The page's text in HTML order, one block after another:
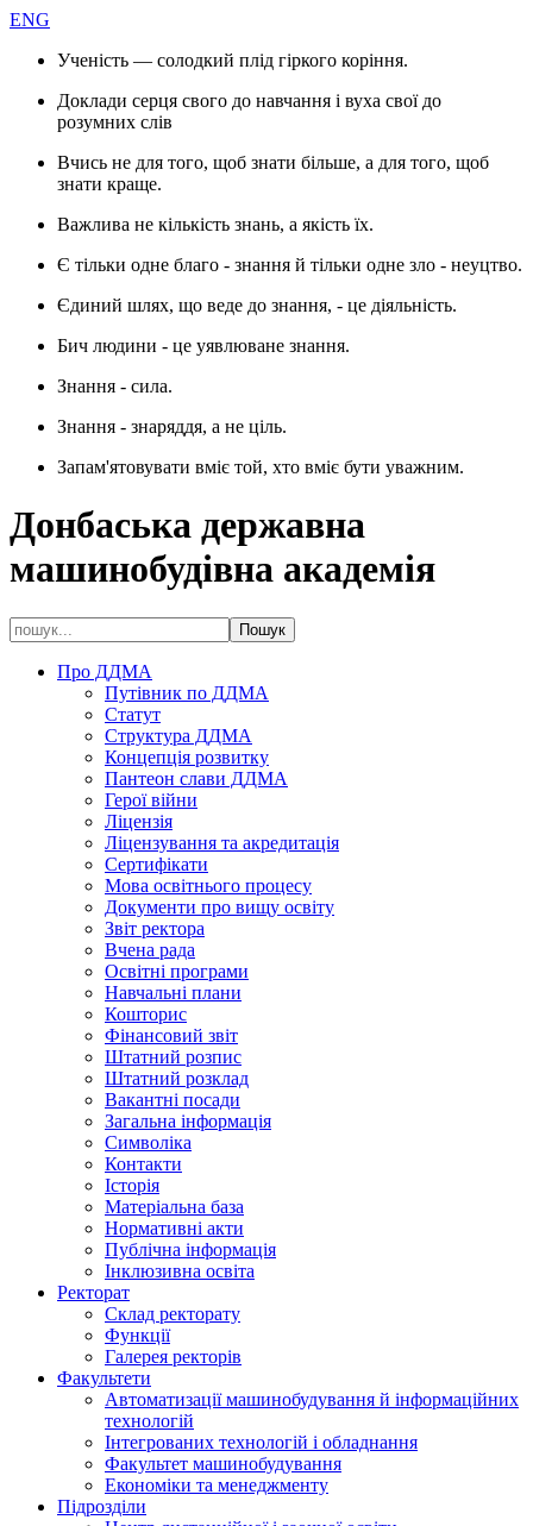
ENG
Ученість — солодкий плід гіркого коріння.
Доклади серця свого до навчання і вуха свої до
розумних слів
Вчись не для того, щоб знати більше, а для того, щоб
знати краще.
Важлива не кількість знань, а якість їх.
Є тільки одне благо - знання й тільки одне зло - неуцтво.
Єдиний шлях, що веде до знання, - це діяльність.
Бич людини - це уявлюване знання.
Знання - сила.
Знання - знаряддя, а не ціль.
Запам'ятовувати вміє той, хто вміє бути уважним.
Донбаська державна
машинобудівна академія
Про ДДМА
Путівник по ДДМА
Статут
Структура ДДМА
Концепція розвитку
Пантеон слави ДДМА
Герої війни
Ліцензія
Ліцензування та акредитація
Сертифікати
Мова освітнього процесу
Документи про вищу освіту
Звіт ректора
Вчена рада
Освітні програми
Навчальні плани
Кошторис
Фінансовий звіт
Штатний розпис
Штатний розклад
Вакантні посади
Загальна інформація
Символіка
Контакти
Історія
Матеріальна база
Нормативні акти
Публічна інформація
Інклюзивна освіта
Ректорат
Склад ректорату
Функції
Галерея ректорів
Факультети
Автоматизації машинобудування й інформаційних
технологій
Інтегрованих технологій і обладнання
Факультет машинобудування
Економіки та менеджменту
Підрозділи